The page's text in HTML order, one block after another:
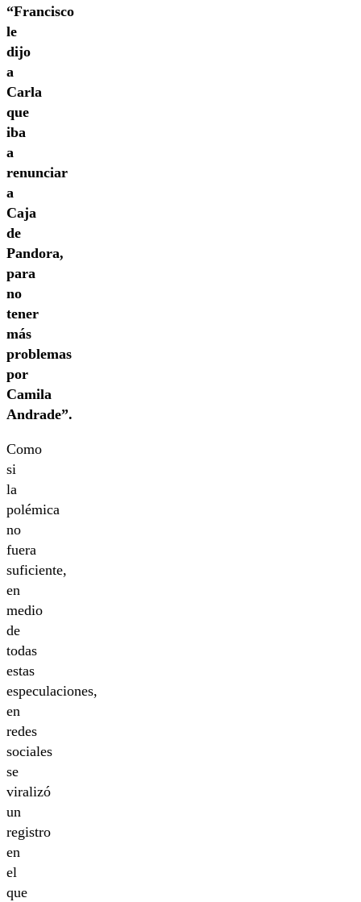
“Francisco
le
dijo
a
Carla
que
iba
a
renunciar
a
Caja
de
Pandora,
para
no
tener
más
problemas
por
Camila
Andrade”.
Como
si
la
polémica
no
fuera
suficiente,
en
medio
de
todas
estas
especulaciones,
en
redes
sociales
se
viralizó
un
registro
en
el
que